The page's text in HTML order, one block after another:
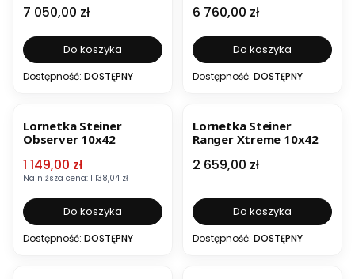
Cena
7 050,00 zł
Do koszyka
Dostępność: DOSTĘPNY
Cena
6 760,00 zł
Do koszyka
Dostępność: DOSTĘPNY
Lornetka Steiner
Observer 10x42
Cena promocyjna
1 149,00 zł
Najniższa cena: 1 138,04 zł
Do koszyka
Dostępność: DOSTĘPNY
Lornetka Steiner
Ranger Xtreme 10x42
Cena
2 659,00 zł
Do koszyka
Dostępność: DOSTĘPNY